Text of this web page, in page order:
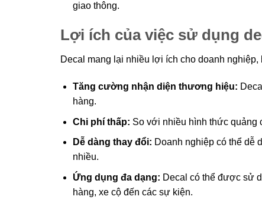
giao thông.
Lợi ích của việc sử dụng
Decal mang lại nhiều lợi ích cho doanh nghiệp,
Tăng cường nhận diện thương hiệu:
hàng.
Chi phí thấp: So với nhiều hình thức quảng
Dễ dàng thay đổi: Doanh nghiệp có thể dễ
nhiều.
Ứng dụng đa dạng: Decal có thể được sử
hàng, xe cộ đến các sự kiện.